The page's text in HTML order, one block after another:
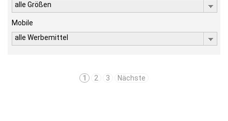
alle Größen
Mobile
alle Werbemittel
1 2 3 Nächste